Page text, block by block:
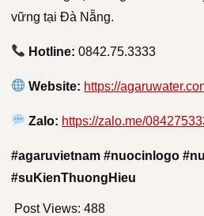
vững tại Đà Nẵng.
Hotline: 0842.75.3333
Website: https://
Zalo: https://zalo.me/
#agaruvietnam #nuocinlogo
#suKienThuongHieu
Post Views: 488